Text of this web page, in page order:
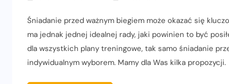
Śniadanie przed ważnym biegiem może okazać się
ma jednak jednej idealnej rady, jaki powinien to być
dla wszystkich plany treningowe, tak samo śniadanie
indywidualnym wyborem. Mamy dla Was kilka propozycji.